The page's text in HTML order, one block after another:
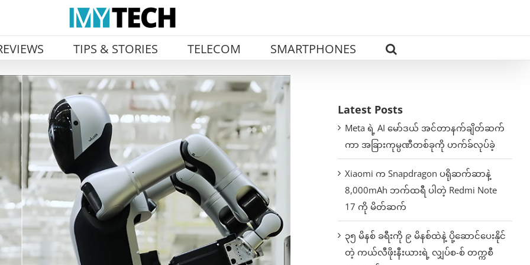
TIPS & STORIES TELECOM SMARTPHONES
Latest Posts
Meta ရဲ့ AI မော်ဒယ် အင်တာနက်ချိတ်ဆက်
ကာ အခြားကုမ္ပဏီတစ်ခုကို ဟက်ခ်လုပ်ခဲ့
Xiaomi က Snapdragon ပရိုဆက်ဆာနဲ့
8,000mAh ဘက်ထရီ ပါတဲ့ Redmi Note
17 ကို မိတ်ဆက်
၃၅ မိနစ် ခရီးကို ၉ မိနစ်ထဲနဲ့ ပို့ဆောင်ပေးနိုင်
တဲ့ ကယ်လီဖိုးနီးယားရဲ့ လျှပ်စ-စ် တက္ကစီ